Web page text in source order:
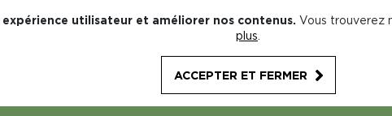
utilisateur et améliorer nos contenus. Vous trouverez
plus
ACCEPTER ET FERMER